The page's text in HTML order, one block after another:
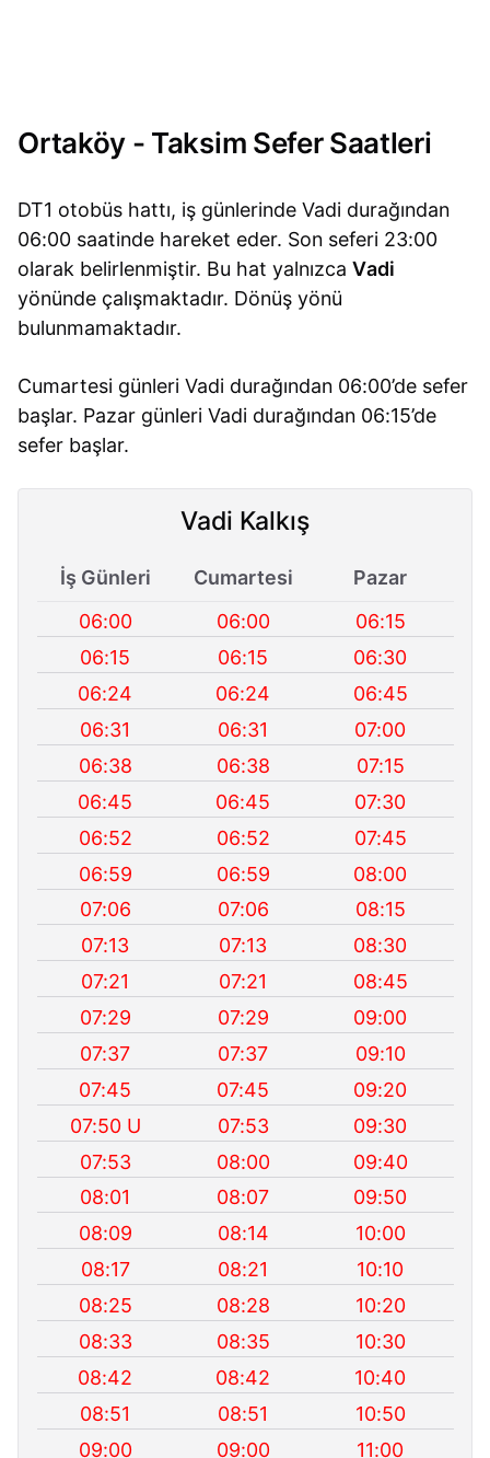
Ortaköy - Taksim Sefer Saatleri
DT1 otobüs hattı, iş günlerinde Vadi durağından
06:00 saatinde hareket eder. Son seferi 23:00
olarak belirlenmiştir. Bu hat yalnızcaVadi
yönünde çalışmaktadır. Dönüş yönü
bulunmamaktadır.
Cumartesi günleri Vadi durağından 06:00’de sefer
başlar. Pazar günleri Vadi durağından 06:15’de
sefer başlar.
Vadi Kalkış
İş Günleri Cumartesi
Pazar
06:00
06:00
06:15
06:15
06:15
06:30
06:24
06:24
06:45
06:31
06:31
07:00
06:38
06:38
07:15
06:45
06:45
07:30
06:52
06:52
07:45
06:59
06:59
08:00
07:06
07:06
08:15
07:13
07:13
08:30
07:21
07:21
08:45
07:29
07:29
09:00
07:37
07:37
09:10
07:45
07:45
09:20
07:50 U
07:53
09:30
07:53
08:00
09:40
08:01
08:07
09:50
08:09
08:14
10:00
08:17
08:21
10:10
08:25
08:28
10:20
08:33
08:35
10:30
08:42
08:42
10:40
08:51
08:51
10:50
09:00
09:00 11:00